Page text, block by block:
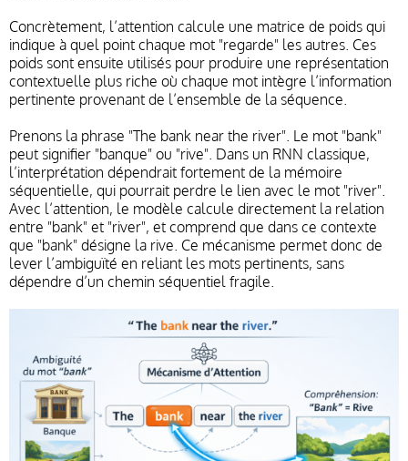
Concrètement, l’attention calcule une matrice de poids qui
indique à quel point chaque mot "regarde" les autres. Ces
poids sont ensuite utilisés pour produire une représentation
contextuelle plus riche où chaque mot intègre l’information
pertinente provenant de l’ensemble de la séquence.
Prenons la phrase "The bank near the river". Le mot "bank"
peut signifier "banque" ou "rive". Dans un RNN classique,
l’interprétation dépendrait fortement de la mémoire
séquentielle, qui pourrait perdre le lien avec le mot "river".
Avec l’attention, le modèle calcule directement la relation
entre "bank" et "river", et comprend que dans ce contexte
que "bank" désigne la rive. Ce mécanisme permet donc de
lever l’ambiguïté en reliant les mots pertinents, sans
dépendre d’un chemin séquentiel fragile.